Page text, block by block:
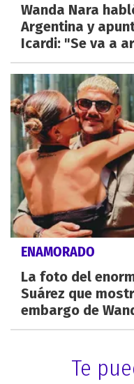
Wanda Nara
Argentina y
Icardi: "Se va a
ENAMORADO
La foto del
Suárez que
embargo de
Te